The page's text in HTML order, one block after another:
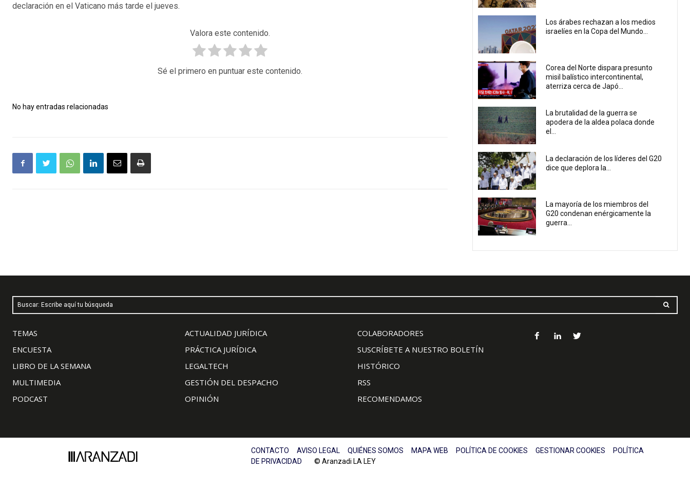
declaración en el Vaticano más tarde el jueves.
Valora este contenido.
Sé el primero en puntuar este contenido.
No hay entradas relacionadas
Los árabes rechazan a los medios
israelíes en la Copa del Mundo...
Corea del Norte dispara presunto
misil balístico intercontinental,
aterriza cerca de Japó...
La brutalidad de la guerra se
apodera de la aldea polaca donde
el...
La declaración de los líderes del G20
dice que deplora la...
La mayoría de los miembros del
G20 condenan enérgicamente la
guerra...
Buscar: Escribe aquí tu búsqueda
TEMAS
ENCUESTA
LIBRO DE LA SEMANA
MULTIMEDIA
PODCAST
ACTUALIDAD JURÍDICA
PRÁCTICA JURÍDICA
LEGALTECH
GESTIÓN DEL DESPACHO
OPINIÓN
COLABORADORES
SUSCRÍBETE A NUESTRO BOLETÍN
HISTÓRICO
RSS
RECOMENDAMOS
CONTACTO AVISO LEGAL QUIÉNES SOMOS MAPA WEB POLÍTICA DE COOKIES GESTIONAR COOKIES
POLÍTICA
DE PRIVACIDAD © Aranzadi LA LEY